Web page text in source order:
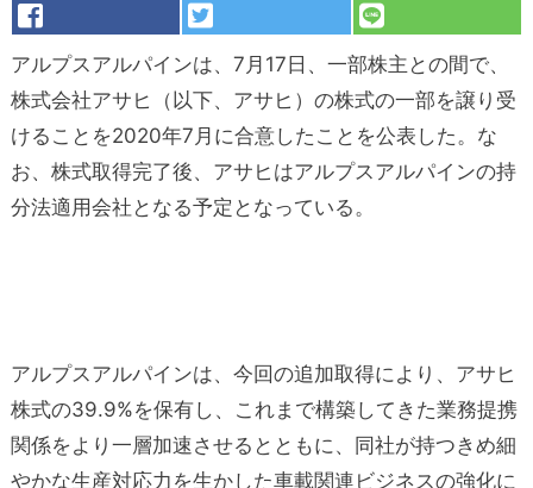
アルプスアルパインは、7月17日、一部株主との間で、
株式会社アサヒ（以下、アサヒ）の株式の一部を譲り受
けることを2020年7月に合意したことを公表した。な
お、株式取得完了後、アサヒはアルプスアルパインの持
分法適用会社となる予定となっている。
アルプスアルパインは、今回の追加取得により、アサヒ
株式の39.9%を保有し、これまで構築してきた業務提携
関係をより一層加速させるとともに、同社が持つきめ細
やかな生産対応力を生かした車載関連ビジネスの強化に